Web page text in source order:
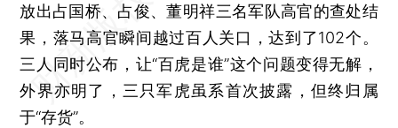
放出占国桥、占俊、董明祥三名军队高官的查处结
果，落马高官瞬间越过百人关口，达到了102个。
三人同时公布，让“百虎是谁”这个问题变得无解，
外界亦明了，三只军虎虽系首次披露，但终归属
于“存货”。